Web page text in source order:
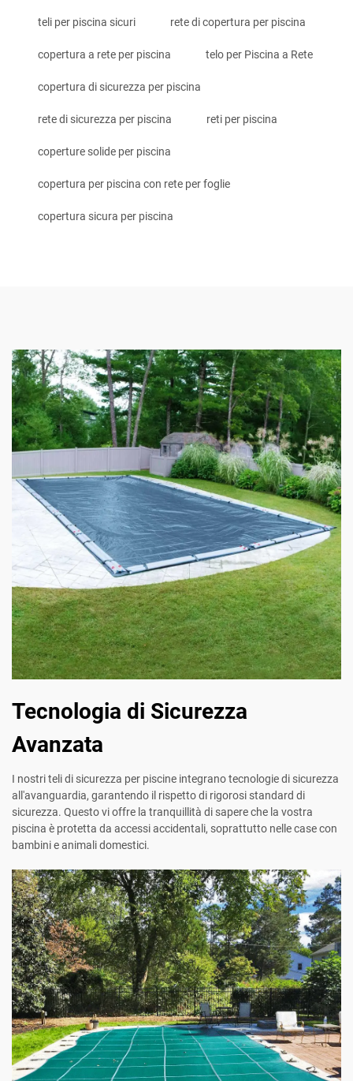
teli per piscina sicuri rete di copertura per piscina
copertura a rete per piscina telo per Piscina a Rete
copertura di sicurezza per piscina
rete di sicurezza per piscina reti per piscina
coperture solide per piscina
copertura per piscina con rete per foglie
copertura sicura per piscina
Tecnologia di Sicurezza
Avanzata
I nostri teli di sicurezza per piscine integrano tecnologie di sicurezza
all'avanguardia, garantendo il rispetto di rigorosi standard di
sicurezza. Questo vi offre la tranquillità di sapere che la vostra
piscina è protetta da accessi accidentali, soprattutto nelle case con
bambini e animali domestici.